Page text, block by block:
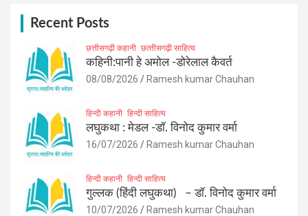
Recent Posts
छत्तीसगढ़ी कहानी छत्‍तीसगढ़ी साहित्‍य
कहिनी:पानी हे अमोल -डोरेलाल कैवर्त
08/08/2026 Ramesh kumar Chauhan
हिन्दी कहानी हिन्दी साहित्य
लघुकथा : मेडल -डॉ. विनोद कुमार वर्मा
16/07/2026 Ramesh kumar Chauhan
हिन्दी कहानी हिन्दी साहित्य
गुल्लक (हिंदी लघुकथा) – डॉ. विनोद कुमार वर्मा
10/07/2026 Ramesh kumar Chauhan